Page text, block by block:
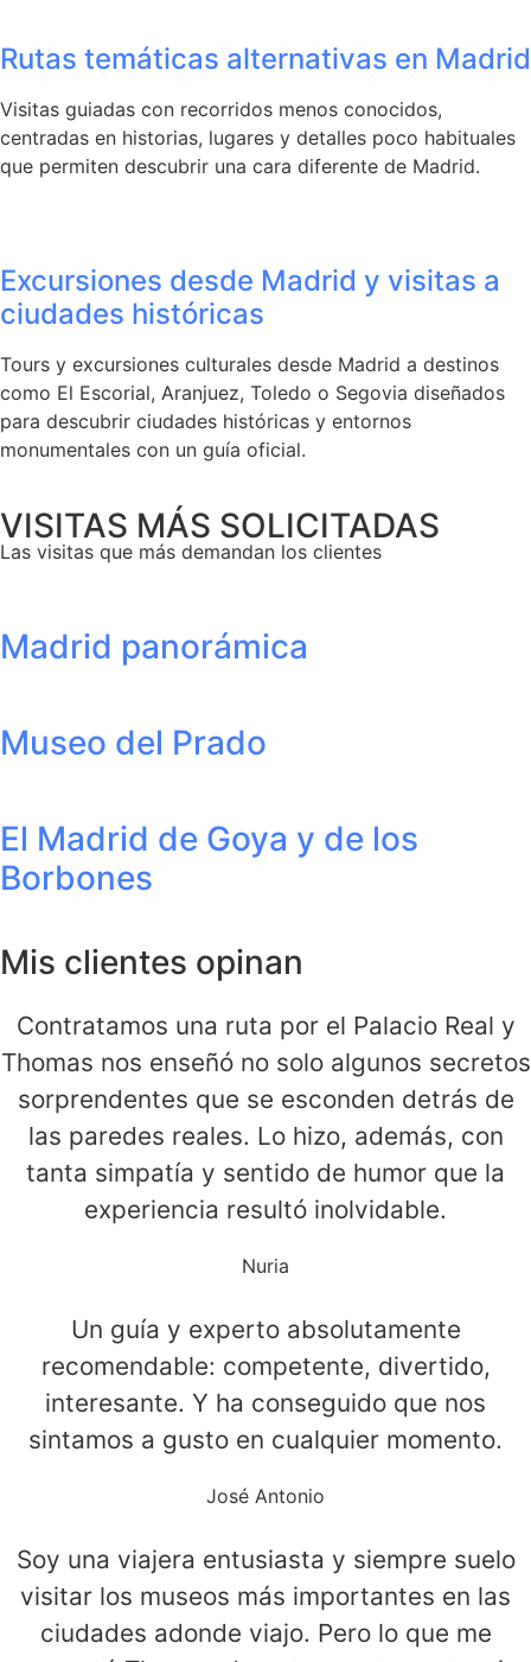
Rutas temáticas alternativas en Madrid
Visitas guiadas con recorridos menos conocidos,
centradas en historias, lugares y detalles poco habituales
que permiten descubrir una cara diferente de Madrid.
Excursiones desde Madrid y visitas a
ciudades históricas
Tours y excursiones culturales desde Madrid a destinos
como El Escorial, Aranjuez, Toledo o Segovia diseñados
para descubrir ciudades históricas y entornos
monumentales con un guía oficial.
VISITAS MÁS SOLICITADAS
Las visitas que más demandan los clientes
Madrid panorámica
Museo del Prado
El Madrid de Goya y de los
Borbones
Mis clientes opinan
Contratamos una ruta por el Palacio Real y
Thomas nos enseñó no solo algunos secretos
sorprendentes que se esconden detrás de
las paredes reales. Lo hizo, además, con
tanta simpatía y sentido de humor que la
experiencia resultó inolvidable.
Nuria
Un guía y experto absolutamente
recomendable: competente, divertido,
interesante. Y ha conseguido que nos
sintamos a gusto en cualquier momento.
José Antonio
Soy una viajera entusiasta y siempre suelo
visitar los museos más importantes en las
ciudades adonde viajo. Pero lo que me